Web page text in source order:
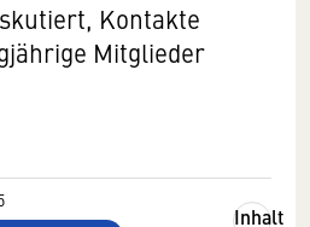
Kontakte
Mitglieder
Inhalt